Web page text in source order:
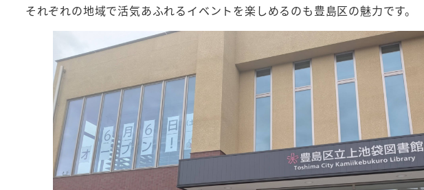
それぞれの地域で活気あふれるイベントを楽しめるのも豊島区の魅力です。